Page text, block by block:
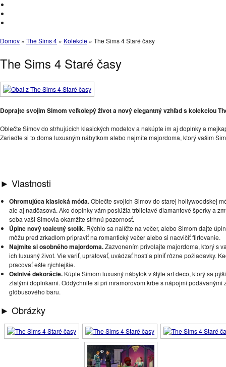
Domov » The Sims 4 » Kolekcie » The Sims 4 Staré časy
The Sims 4 Staré časy
Doprajte svojim Simom veľkolepý život a nový elegantný vzhľad s kolekciou
Oblečte Simov do strhujúcich klasických modelov a nakúpte im aj doplnky a
Zariaďte si to doma luxusným nábytkom alebo najmite majordoma, ktorý vašim
► Vlastnosti
Ohromujúca klasická móda.Oblečte svojich Simov do starej hollywoodskej
ale aj nadčasová. Ako doplnky vám poslúžia trblietavé diamantové šperky a
seba vaši Simovia okamžite strhnú pozornosť.
Úplne nový toaletný stolík. Rýchlo sa nalíčte na večer, alebo Simom dajte
môžu pred zrkadlom pripraviť na romantický večer alebo si nacvičiť flirtovanie.
Najmite si osobného majordoma.Zazvonením privolajte majordoma, ktorý s
ich luxusný život. Vie variť, upratovať, uvádzať hostí a plniť rôzne požiadavky.
pracovať ešte rýchlejšie.
Oslnivé dekorácie. Kúpte Simom luxusný nábytok v štýle art deco, ktorý sa
zlatými doplnkami. Oddýchnite si pri mramorovom krbe s nápojmi podávanými
glóbusového baru.
► Obrázky